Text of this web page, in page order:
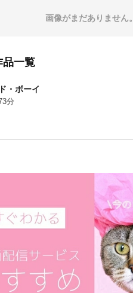
画像がまだありません。
品一覧
・ボーイ
分